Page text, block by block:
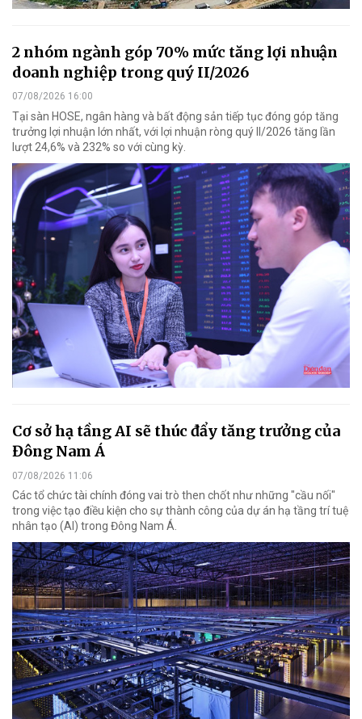
2 nhóm ngành góp 70% mức tăng lợi nhuận
doanh nghiệp trong quý II/2026
07/08/2026 16:00
Tại sàn HOSE, ngân hàng và bất động sản tiếp tục đóng góp tăng
trưởng lợi nhuận lớn nhất, với lợi nhuận ròng quý II/2026 tăng lần
lượt 24,6% và 232% so với cùng kỳ.
Cơ sở hạ tầng AI sẽ thúc đẩy tăng trưởng của
Đông Nam Á
07/08/2026 11:06
Các tổ chức tài chính đóng vai trò then chốt như những "cầu nối"
trong việc tạo điều kiện cho sự thành công của dự án hạ tầng trí tuệ
nhân tạo (AI) trong Đông Nam Á.